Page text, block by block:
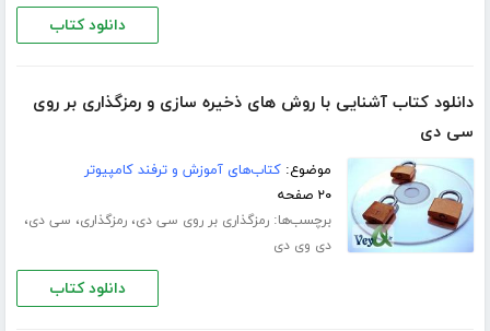
دانلود کتاب
دانلود کتاب آشنایی با روش های ذخیره سازی و رمزگذاری بر روی
سی دی
موضوع:کتاب‌های آموزش و ترفند کامپیوتر
۲۰ صفحه
برچسب‌ها:رمزگذاری بر روی سی دی،رمزگذاری، سی دی،
دی وی دی
دانلود کتاب